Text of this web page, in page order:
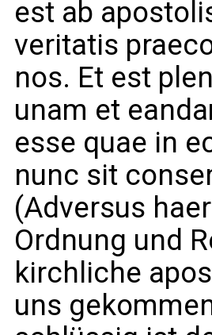
est ab
veritatis
nos. Et est
unam et
esse quae in
nunc sit
(Adversus
Ordnung und
kirchliche
uns